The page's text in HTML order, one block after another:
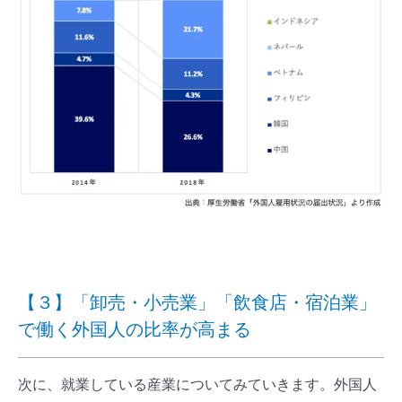
【３】「卸売・小売業」「飲食店・宿泊業」
で働く外国人の比率が高まる
次に、就業している産業についてみていきます。外国人